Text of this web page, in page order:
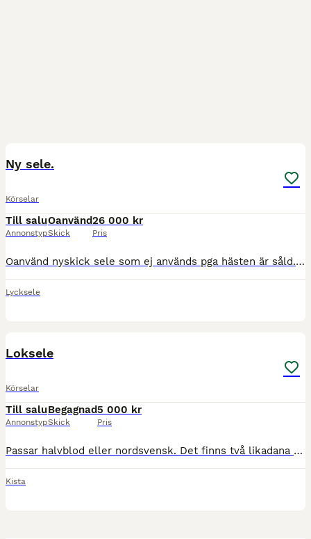
Ny sele.
Körselar
Till salu
Annonstyp
Oanvänd
Skick
26 000 kr
Pris
Oanvänd nyskick sele som ej används pga hästen är såld. Tärnsjö läder lokor ca.70 cm. Mkt fin. Kan skickas.
Lycksele
Loksele
Körselar
Till salu
Annonstyp
Begagnad
Skick
5 000 kr
Pris
Passar halvblod eller nordsvensk. Det finns två likadana selar. Den ena har 79 cm långa lokor och den andra har 84 cm långa lokor
Kista